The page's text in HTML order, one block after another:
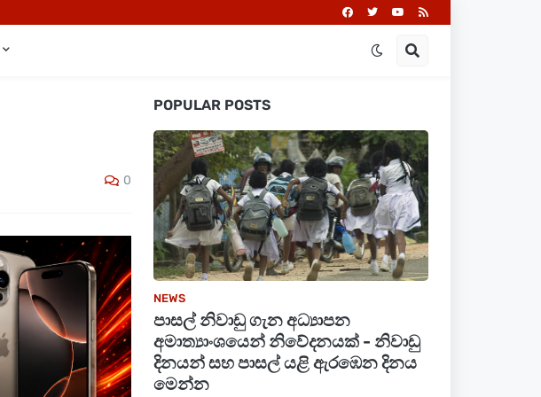
0
POPULAR POSTS
NEWS
පාසල් නිවාඩු ගැන අධ්‍යාපන
අමාත්‍යාංශයෙන් නිවේදනයක් - නිවාඩු
දිනයන් සහ පාසල් යළි ඇරඹෙන දිනය
මෙන්න